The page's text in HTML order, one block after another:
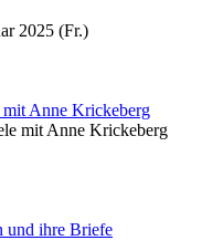
2025 (Fr.)
mit Anne Krickeberg
und ihre Briefe